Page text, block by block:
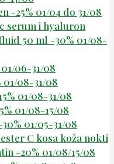
-25% 01/04 do 31/08
serum i hyaluron
50 ml -30% 01/08-
06-31/08
01/08-31/08
01/08-31/08
01/08-15/08
01/05-31/08
C kosa koža nokti
-20% 01/08/15/08